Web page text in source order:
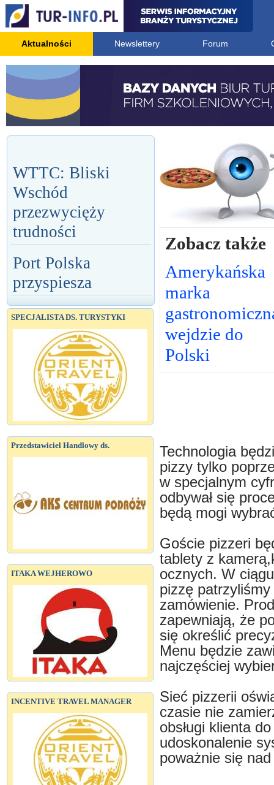
Aktualności Newslettery Forum
WTTC: Bliski
Wschód
przezwycięży
trudności
Port Polska
przyspiesza
SPECJALISTA DS. TURYSTYKI
Przedstawiciel Handlowy ds.
ITAKA WEJHEROWO
INCENTIVE TRAVEL MANAGER
Zobacz także
Amerykańska
marka
wejdzie do
Polski
Technologia
pizzy tylko
w specjalnym
odbywał się
będą mogi
Goście pizzeri
tablety z
ocznych. W
pizzę patrzyliśmy
zamówienie.
zapewniają, że
się określić
Menu będzie
najczęściej
Sieć pizzerii
czasie nie
obsługi klienta
udoskonalenie
poważnie się